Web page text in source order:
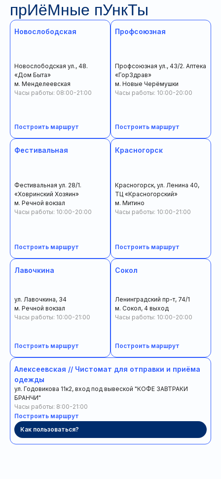
прИёМные пУнкТы
Новослободская
Новослободская ул., 48.
«Дом Быта»
м. Менделеевская
Часы работы: 08:00-21:00
Построить маршрут
Фестивальная
Фестивальная ул. 28/1.
«Ховринский Хозяин»
м. Речной вокзал
Часы работы: 10:00-20:00
Построить маршрут
Лавочкина
ул. Лавочкина, 34
м. Речной вокзал
Часы работы: 10:00-21:00
Построить маршрут
Профсоюзная
Профсоюзная ул., 43/2. Аптека
«ГорЗдрав»
м. Новые Черёмушки
Часы работы: 10:00-20:00
Построить маршрут
Красногорск
Красногорск, ул. Ленина 40,
ТЦ «Красногорский»
м. Митино
Часы работы: 10:00-21:00
Построить маршрут
Сокол
Ленинградский пр-т, 74/1
м. Сокол, 4 выход
Часы работы: 10:00-20:00
Построить маршрут
Алексеевская // Чистомат для отправки и приёма
одежды
ул. Годовикова 11к2, вход под вывеской "КОФЕ ЗАВТРАКИ
БРАНЧИ"
Часы работы: 8:00-21:00
Построить маршрут
Как пользоваться?